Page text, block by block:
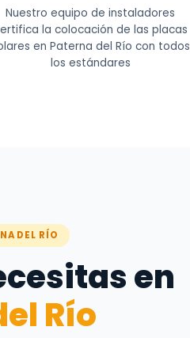
Nuestro equipo de instaladores
la colocación de las placas
en Paterna del Río con todos
los estándares
DEL RÍO
en
Río